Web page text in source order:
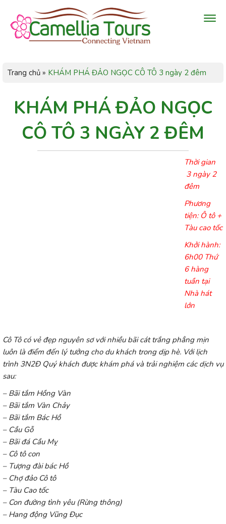
Trang chủ » KHÁM PHÁ ĐẢO NGỌC CÔ TÔ 3 ngày 2 đêm
KHÁM PHÁ ĐẢO NGỌC
CÔ TÔ 3 NGÀY 2 ĐÊM
Thời gian
3 ngày 2
đêm
Phương
tiện: Ô tô +
Tàu cao tốc
Khởi hành:
6h00 Thứ
6 hàng
tuần tại
Nhà hát
lớn
Cô Tô có vẻ đẹp nguyên sơ với nhiều bãi cát trắng phẳng mịn
luôn là điểm đến lý tưởng cho du khách trong dịp hè. Với lịch
trình 3N2Đ Quý khách được khám phá và trải nghiệm các dịch vụ
sau:
– Bãi tắm Hồng Vàn
– Bãi tắm Vàn Chảy
– Bãi tắm Bác Hồ
– Cầu Gỗ
– Bãi đá Cầu Mỵ
– Cô tô con
– Tượng đài bác Hồ
– Chợ đảo Cô tô
– Tàu Cao tốc
– Con đường tình yêu (Rừng thông)
– Hang động Vũng Đục